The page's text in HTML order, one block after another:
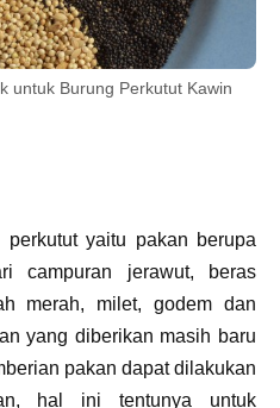
untuk Burung Perkutut Kawin
yaitu pakan berupa
campuran jerawut, beras
merah, milet, godem dan
yang diberikan masih baru
pakan dapat dilakukan
hal ini tentunya untuk